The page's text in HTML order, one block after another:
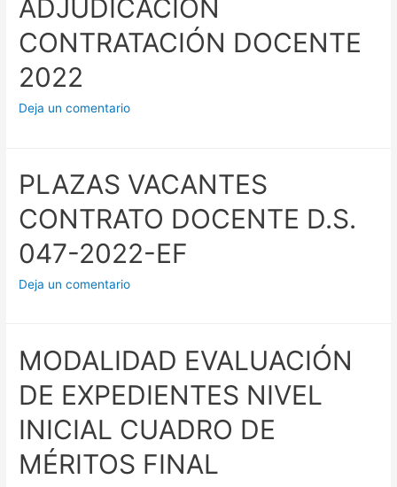
DE
ESCOLAR
CONTRA
COVID
AREQUIPA
ADJUDICACIÓN
CONTRATACIÓN DOCENTE
2022
Deja un comentario
PLAZAS VACANTES
CONTRATO DOCENTE D.S.
047-2022-EF
Deja un comentario
MODALIDAD EVALUACIÓN
DE EXPEDIENTES NIVEL
INICIAL CUADRO DE
MÉRITOS FINAL